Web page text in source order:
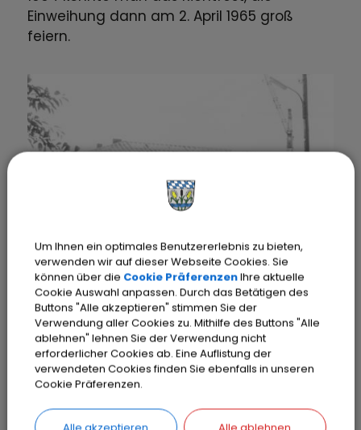
Einweihung dann am 2. April 1965 groß
feiern.
Richtfest im Juli 1964
Um Ihnen ein optimales Benutzererlebnis zu bieten,
verwenden wir auf dieser Webseite Cookies. Sie
können über die Cookie PräferenzenIhre aktuelle
Cookie Auswahl anpassen. Durch das Betätigen des
Buttons "Alle akzeptieren" stimmen Sie der
Verwendung aller Cookies zu. Mithilfe des Buttons "Alle
ablehnen" lehnen Sie der Verwendung nicht
erforderlicher Cookies ab. Eine Auflistung der
verwendeten Cookies finden Sie ebenfalls in unseren
Cookie Präferenzen.